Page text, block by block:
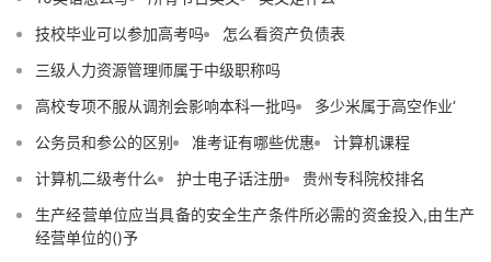
技校毕业可以参加高考吗
怎么看资产负债表
三级人力资源管理师属于中级职称吗
高校专项不服从调剂会影响本科一批吗
多少米属于高空作业‘
公务员和参公的区别
准考证有哪些优惠
计算机课程
计算机二级考什么
护士电子话注册
贵州专科院校排名
生产经营单位应当具备的安全生产条件所必需的资金投入,由生产
经营单位的()予